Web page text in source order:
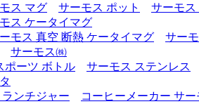
ス マグ サーモス ポット
サーモス
ス ケータイマグ
モス 真空 断熱 ケータイマグ
サー
サーモス㈱
ポーツ ボトル
サーモス ステンレス
ンチジャー
コーヒーメーカー サー